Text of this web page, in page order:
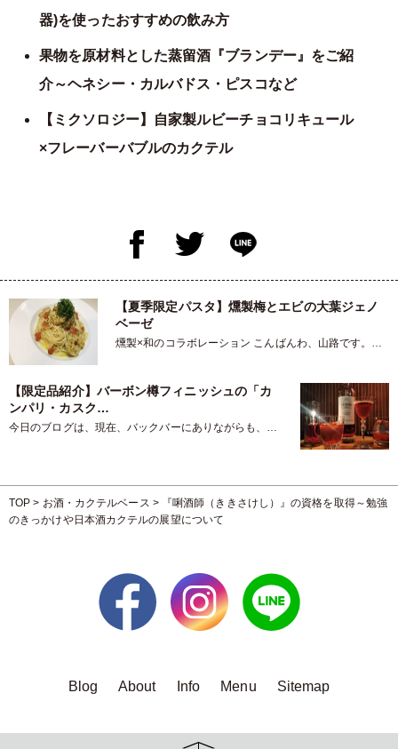
器)を使ったおすすめの飲み方
果物を原材料とした蒸留酒『ブランデー』をご紹
介～ヘネシー・カルバドス・ピスコなど
【ミクソロジー】自家製ルビーチョコリキュール
×フレーバーバブルのカクテル
【夏季限定パスタ】燻製梅とエビの大葉ジェノ
ベーゼ
燻製×和のコラボレーション こんばんわ、山路です。今
【限定品紹介】バーボン樽フィニッシュの「カ
ンパリ・カスク…
今日のブログは、現在、バックバーにありながらも、ま
TOP > お酒・カクテルベース >
『唎酒師（ききさけし）』の資格を取得～勉強
のきっかけや日本酒カクテルの展望について
Blog About Info Menu Sitemap